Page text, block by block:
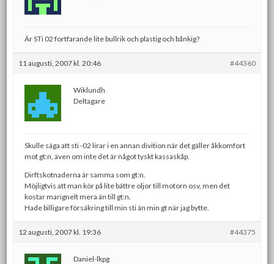
Är STi 02 fortfarande lite bullrik och plastig och bånkig?
11 augusti, 2007 kl. 20:46 #44360
Wiklundh
Deltagare
Skulle säga att sti -02 lirar i en annan divition när det gäller åkkomfort
mot gt:n, även om inte det är något tyskt kassaskåp.
Dirftskotnaderna är samma som gt:n.
Möjligtvis att man kör på lite bättre oljor till motorn osv, men det
kostar marignelt mera än till gt:n.
Hade billigare försäkring till min sti än min gt när jag bytte.
12 augusti, 2007 kl. 19:36 #44375
Daniel-lkpg